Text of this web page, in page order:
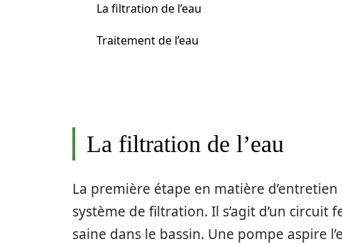
La filtration de l’eau
Traitement de l’eau
La filtration de l’eau
La première étape en matière
système de filtration. Il s’agit d’un
saine dans le bassin. Une pompe aspire